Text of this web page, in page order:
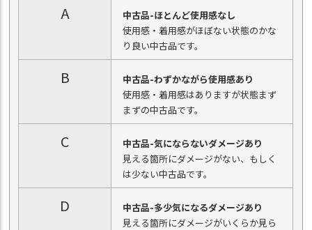
A
中古品-ほとんど使用感なし
使用感・着用感がほぼない状態のかな
り良い中古品です。
B
中古品-わずかながら使用感あり
使用感・着用感はありますが状態まず
まずの中古品です。
C
中古品-気にならないダメージあり
見える箇所にダメージがない、もしく
は少ない中古品です。
D
中古品-多少気になるダメージあり
見える箇所にダメージがいくらか見ら